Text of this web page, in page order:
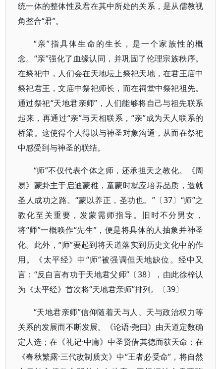
统一体的整体性及君在其中所处的关系，是从儒教视
角整合“君”。
“亲”指具体生命的生长，是一个家族性的概
念。“亲”强化了血缘认同，并巩固了伦理宗族秩序。
在祭祀中，人们会在天地坛上祭祀天地，在君王庙中
祭祀君王，文庙中祭祀师长，而在祠堂中祭祀祖先。
通过祭祀“天地君亲师”，人们能够将自己与祖先联系
起来，再通过“亲”与天相联系，“亲”成为天人联系的
桥梁。这使得个人得以与神圣对象沟通，从而在祭祀
中感受到与神圣的联结。
“师”不仅代表个体之师，还承担天之教化。《周
易》蒙卦主于启迪蒙稚，童蒙时就应培养品质，造就
圣人成功之路。“蒙以养正，圣功也。”〔37〕“师”之
教化至关重要，发蒙需师指导。旧时不分男女，
将“师”一概唤作“先生”，便是将具体的人抽象并神圣
化。此外，“师”要起到将天道落实到历史文化中的作
用。《太平经》中“师”被强调但天地缺位。经中又
言：“反自言有功于天地君父师”〔38〕，由此徐梓认
为《太平经》首次将“天地君亲师”排列。〔39〕
“天地君亲师”信仰随着天与人、天与政治权力等
关系的发展而不断发展。《论语·尧曰》由天道定数确
定人选；在《礼记·中庸》中圣贤借其德而获天命；在
《春秋繁露·三代改制质文》中“王者必受命”，将自然